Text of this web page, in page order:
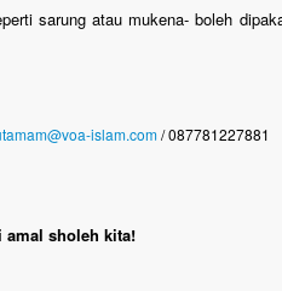
sarung atau mukena- boleh
islam.com/ 087781227881
amal sholeh kita!